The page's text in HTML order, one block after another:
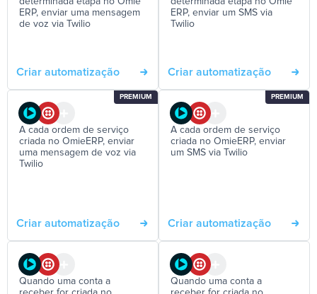
ERP, enviar uma mensagem
de voz via Twilio
Criar automatização
ERP, enviar um SMS via
Twilio
Criar automatização
PREMIUM
A cada ordem de serviço
criada no OmieERP, enviar
uma mensagem de voz via
Twilio
Criar automatização
PREMIUM
A cada ordem de serviço
criada no OmieERP, enviar
um SMS via Twilio
Criar automatização
Quando uma conta a
Quando uma conta a